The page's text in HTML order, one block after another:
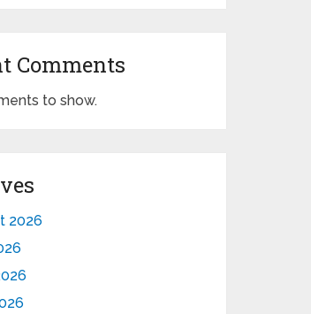
Comments
to show.
2026